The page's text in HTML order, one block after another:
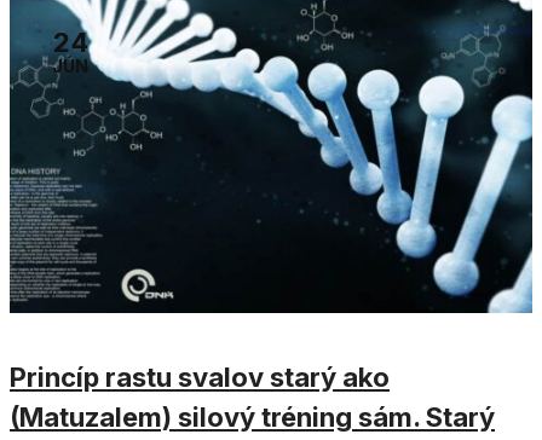
24
JÚN
Princíp rastu svalov starý ako
(Matuzalem) silový tréning sám. Starý